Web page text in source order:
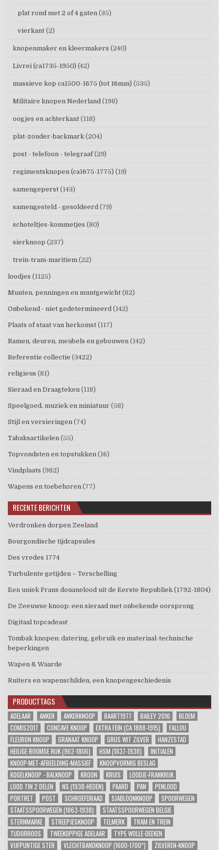
plat rond met 2 of 4 gaten (35)
vierkant (2)
knopenmaker en kleermakers (240)
Livrei (ca1735-1950) (42)
massieve kop ca1500-1675 (tot 16mm) (535)
Militaire knopen Nederland (198)
oogjes en achterkant (118)
plat-zonder-backmark (204)
post - telefoon - telegraaf (29)
regimentsknopen (ca1675-1775) (19)
samengeperst (143)
samengesteld - gesoldeerd (79)
schoteltjes-kommetjes (80)
sierknoop (237)
trein-tram-maritiem (22)
loodjes (1125)
Munten, penningen en muntgewicht (82)
Onbekend - niet gedetermineerd (142)
Plaats of staat van herkomst (117)
Ramen, deuren, meubels en gebouwen (142)
Referentie collectie (3422)
religieus (81)
Sieraad en Draagteken (118)
Speelgoed, muziek en miniatuur (58)
Stijl en versieringen (74)
Tabaksartikelen (55)
Topvondsten en topstukken (16)
Vindplaats (982)
Wapens en toebehoren (77)
RECENTE BERICHTEN
Verdronken dorpen Zeeland
Bourgondische tijdcapsules
Des vredes 1774
Turbulente getijden – Terschelling
Een uniek Frans douanelood uit de Eerste Republiek (1792-1804)
De Zeeuwse knoop: een sieraad met onbekende oorsprong
Digitaal topcadeau!
Tombak knopen: datering, gebruik en materiaal-technische
beperkingen
Wapen & Waarde
Ruiters en wapenschilden, een knopengeschiedenis
PRODUCTTAGS
ADELAAR ANKER ANKERKNOOP BAART1977 BAILEY 2016
BLOEM
COMIS2017
CONCAVE KNOOP EXTRA FEIN (CA 1888-1915)
FALLOU
FLEURON KNOOP
GRANAAT KNOOP GRIJS WIT ZILVER
HANZESTAD
HEILIGE ROOMSE RIJK (962-1806)
HSM (1837-1938)
INITIALEN
KNOOP-MET-AFBEELDING-MASSIEF
KNOOPVORMIG BESLAG
KOGELKNOOP - BALKNOOP
KROON KRUIS
LOODJE-FRANKRIJK
LOOD TIN 2 DELEN
NS (1938-HEDEN) PAARD PAN
PENLOOD
PORTRET
POST SCHROEFDRAAD SJABLOONKNOOP
SPOORWEGEN
STAATSSPOORWEGEN (1863-1938)
STAATSSPOORWEGEN BELGIE
STERNMARKE
STREEPJESKNOOP TELMERK
TRAM EN TREIN
TUDORROOS
TWEEKOPPIGE ADELAAR
TYPE WOLLE-DEEKEN
VIJFPUNTIGE STER
VLECHTBANDKNOOP (1600-1700*) ZILVEREN-KNOOP